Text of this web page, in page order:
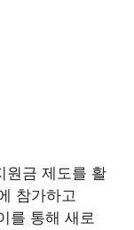
원금 제도를 활
참가하고
를 통해 새로